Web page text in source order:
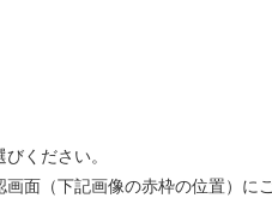
ください。
画面（下記画像の赤枠の位置）に